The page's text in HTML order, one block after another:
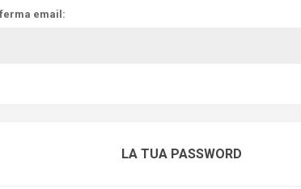
email:
LA TUA PASSWORD